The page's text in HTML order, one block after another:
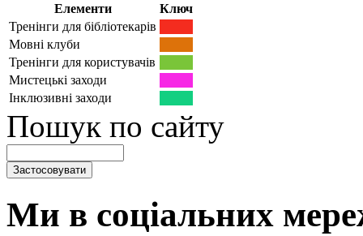
Елементи
Ключ
Тренінги для бібліотекарів
Мовні клуби
Тренінги для користувачів
Мистецькі заходи
Інклюзивні заходи
Пошук по сайту
Ми в соціальних